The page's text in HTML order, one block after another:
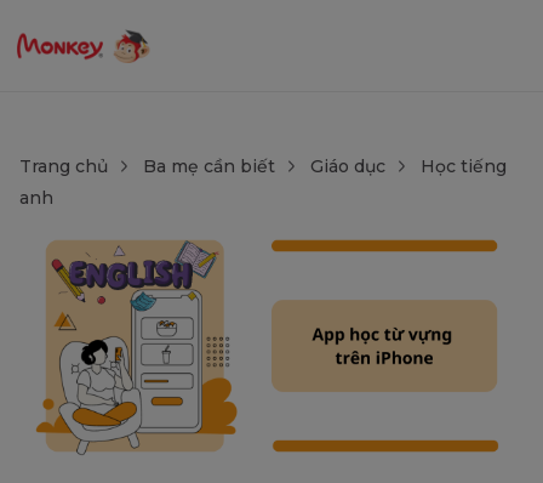
Trang chủ Ba mẹ cần biết Giáo dục
Học tiếng
anh